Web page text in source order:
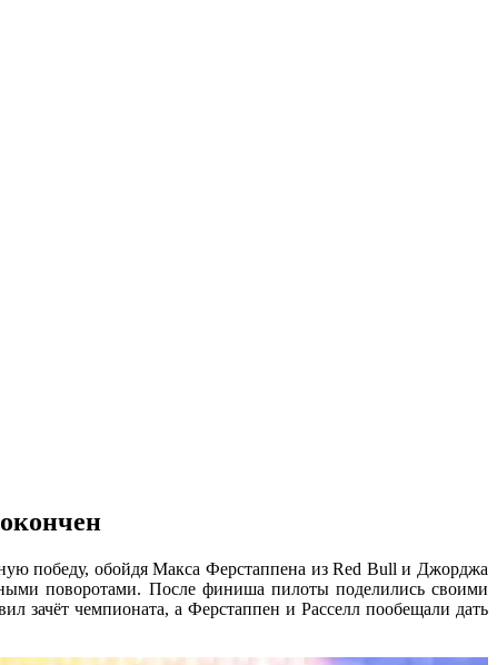
победу, обойдя Макса Ферстаппена из Red Bull и Джорджа
поворотами. После финиша пилоты поделились своими
зачёт чемпионата, а Ферстаппен и Расселл пообещали дать